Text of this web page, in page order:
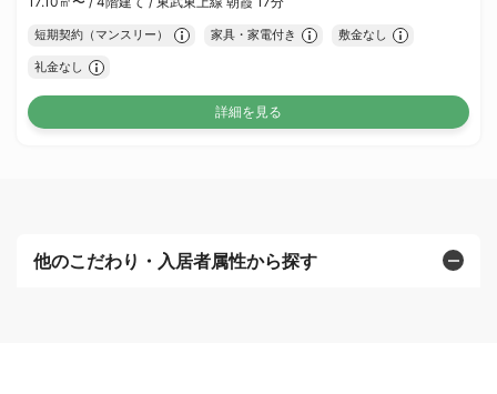
短期契約（マンスリー） 家具・家電付き 敷金なし
礼金なし
詳細を見る
他のこだわり・入居者属性から探す